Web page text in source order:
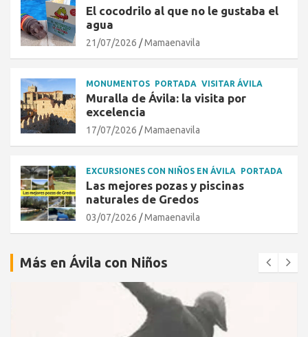
El cocodrilo al que no le gustaba el
agua
21/07/2026 Mamaenavila
MONUMENTOS PORTADA VISITAR ÁVILA
Muralla de Ávila: la visita por
excelencia
17/07/2026 Mamaenavila
EXCURSIONES CON NIÑOS EN ÁVILA PORTADA
Las mejores pozas y piscinas
naturales de Gredos
03/07/2026 Mamaenavila
Más en Ávila con Niños